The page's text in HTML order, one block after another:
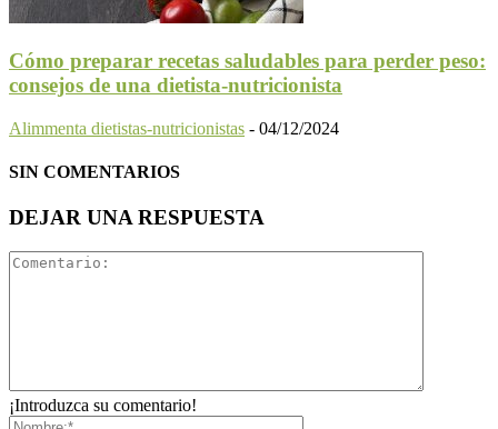
Cómo preparar recetas saludables para perder peso:
consejos de una dietista-nutricionista
Alimmenta dietistas-nutricionistas - 04/12/2024
SIN COMENTARIOS
DEJAR UNA RESPUESTA
¡Introduzca su comentario!